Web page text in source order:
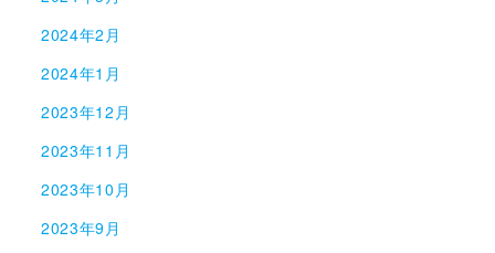
2024年2月
2024年1月
2023年12月
2023年11月
2023年10月
2023年9月